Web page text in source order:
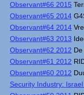
Observant#66 2015
Observant#65 2014
Observant#64 2014
Observant#63 2013
Observant#62 2012
Observant#61 2012
Observant#60 2012
Security Industry: